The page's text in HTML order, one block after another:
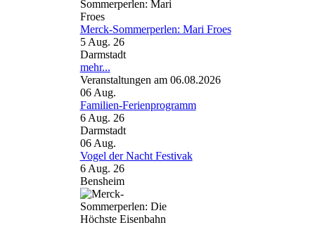
Merck-Sommerperlen: Mari Froes
5 Aug. 26
Darmstadt
mehr...
Veranstaltungen am 06.08.2026
06 Aug.
Familien-Ferienprogramm
6 Aug. 26
Darmstadt
06 Aug.
Vogel der Nacht Festivak
6 Aug. 26
Bensheim